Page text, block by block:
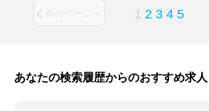
前のページへ 1 2 3 4 5
あなたの検索履歴からのおすすめ求人